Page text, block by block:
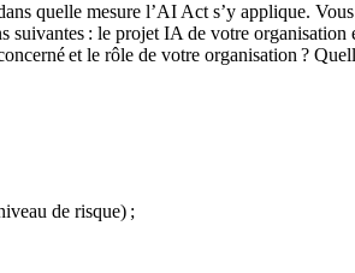
quelle mesure l’AI Act s’y applique.
suivantes : le projet IA de votre organisation
et le rôle de votre organisation ?
de risque) ;